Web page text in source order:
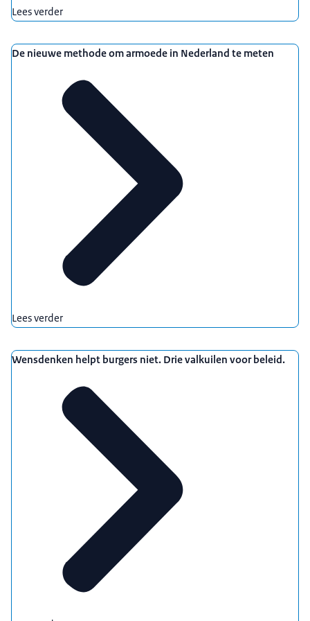
Lees verder
De nieuwe methode om armoede in Nederland te meten
Lees verder
Wensdenken helpt burgers niet. Drie valkuilen voor beleid.